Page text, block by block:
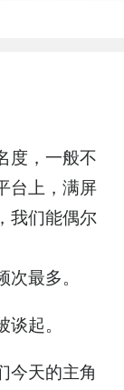
度，一般不
台上，满屏
我们能偶尔
最多。
起。
今天的主角